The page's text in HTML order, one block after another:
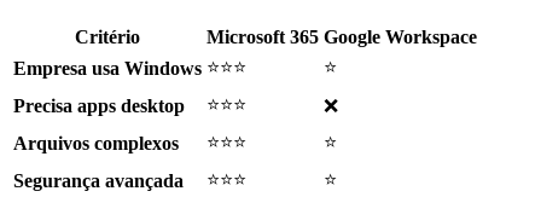
Critério Microsoft 365 Google Workspace
Empresa usa Windows ⭐⭐⭐
⭐
Precisa apps desktop
⭐⭐⭐
❌
Arquivos complexos
⭐⭐⭐
⭐
Segurança avançada
⭐⭐⭐
⭐